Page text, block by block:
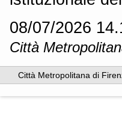
08/07/2026
Città
Città Metropolitana di